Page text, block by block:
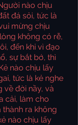
nào chịu
đá sỏi, tức là
mừng chịu
không có rễ,
đến khi vì đạo
sự bắt bớ, thì
nào chịu lấy
tức là kẻ nghe
về đời nầy, và
cải, làm cho
ra không
nào chịu lấy